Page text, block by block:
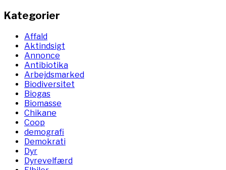
Kategorier
Affald
Aktindsigt
Annonce
Antibiotika
Arbejdsmarked
Biodiversitet
Biogas
Biomasse
Chikane
Coop
demografi
Demokrati
Dyr
Dyrevelfærd